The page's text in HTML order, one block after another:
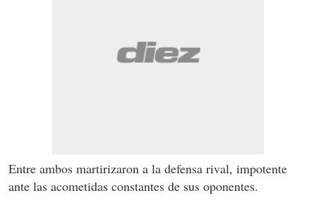
Entre ambos martirizaron a la defensa rival, impotente
ante las acometidas constantes de sus oponentes.